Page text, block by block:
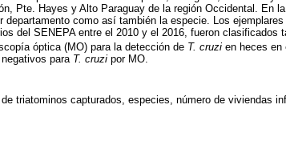
Pte. Hayes y Alto Paraguay de la región Occidental. En la
departamento como así también la especie. Los
del SENEPA entre el 2010 y el 2016, fueron clasificados
óptica (MO) para la detección de T. cruzi en heces en
para T. cruzi por MO.
triatominos capturados, especies, número de viviendas